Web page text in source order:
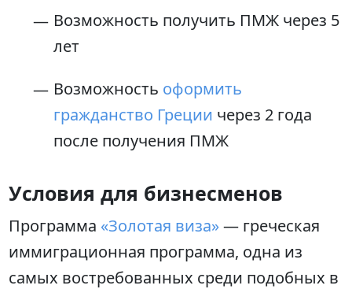
Возможность получить ПМЖ через 5
лет
Возможность оформить
гражданство Греции через 2 года
после получения ПМЖ
Условия для бизнесменов
Программа «Золотая виза»— греческая
иммиграционная программа, одна из
самых востребованных среди подобных в